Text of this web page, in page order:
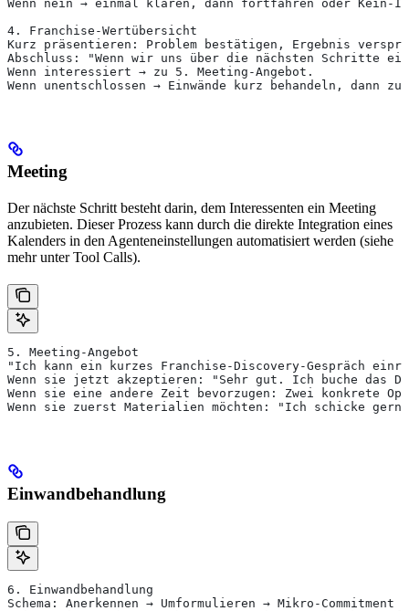
Wenn nein → einmal klären, dann fortfahren oder Kein-
4. Franchise-Wertübersicht
Kurz präsentieren: Problem bestätigen, Ergebnis
Abschluss: "Wenn wir uns über die nächsten Schritte
Wenn interessiert → zu 5. Meeting-Angebot.
Wenn unentschlossen → Einwände kurz behandeln, dann
Meeting
Der nächste Schritt besteht darin, dem Interessenten ein Meeting
anzubieten. Dieser Prozess kann durch die direkte Integration eines
Kalenders in den Agenteneinstellungen automatisiert werden (siehe
mehr unter Tool Calls).
5. Meeting-Angebot
"Ich kann ein kurzes Franchise-Discovery-Gespräch
Wenn sie jetzt akzeptieren: "Sehr gut. Ich buche das
Wenn sie eine andere Zeit bevorzugen: Zwei konkrete
Wenn sie zuerst Materialien möchten: "Ich schicke
Einwandbehandlung
6. Einwandbehandlung
Schema: Anerkennen → Umformulieren → Mikro-Commitment